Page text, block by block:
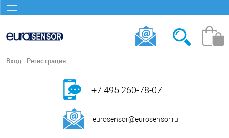
Вход Регистрация
+7 495 260-78-07
eurosensor@eurosensor.ru